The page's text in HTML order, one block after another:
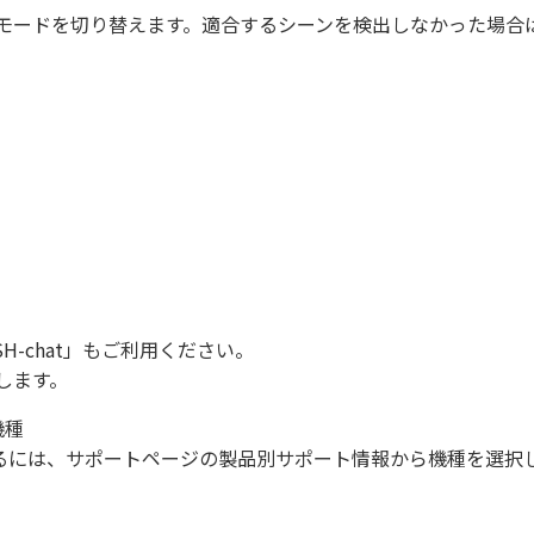
ドを切り替えます。適合するシーンを検出しなかった場合
chat」もご利用ください。
す。
は、サポートページの製品別サポート情報から機種を選択